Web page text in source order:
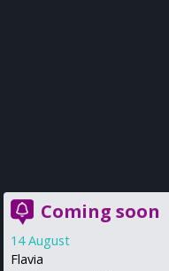
Coming soon
14 August
Flavia